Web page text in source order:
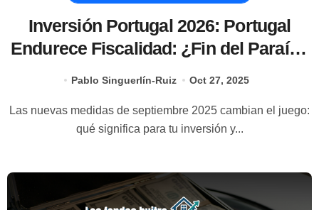
Inversión Portugal 2026: Portugal
Endurece Fiscalidad: ¿Fin del Paraíso
para Compradores Extranjeros?
Pablo Singuerlín-Ruiz Oct 27, 2025
Las nuevas medidas de septiembre 2025 cambian el juego:
qué significa para tu inversión y...